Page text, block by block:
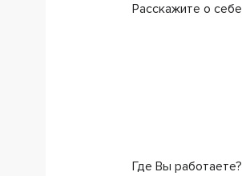
Расскажите о себе
Где Вы работаете?